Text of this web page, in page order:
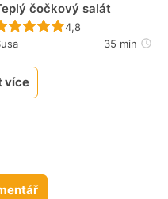
čočkový salát
Recept ještě nebyl
4,8
35 min
více